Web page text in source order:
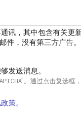
讯，其中包含有关更
件，没有第三方广告
发送消息。
。通过点击复选
策。